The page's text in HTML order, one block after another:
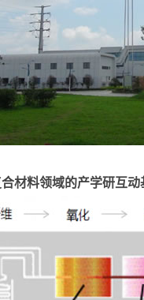
材料领域的产学研互